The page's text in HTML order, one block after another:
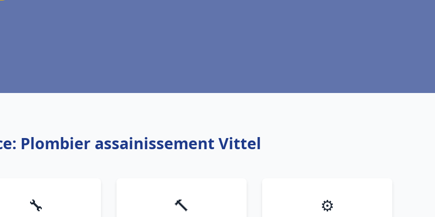
Plombier assainissement Vittel
🔧 🔨 ⚙️